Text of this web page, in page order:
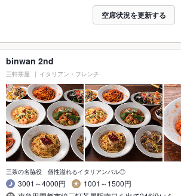
空席状況を更新する
binwan 2nd
三軒茶屋 イタリアン・フレンチ
三茶の名脇役 個性溢れるイタリアンバル◎
3001～4000円
1001～1500円